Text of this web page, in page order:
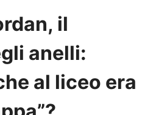
il
anelli:
al liceo era